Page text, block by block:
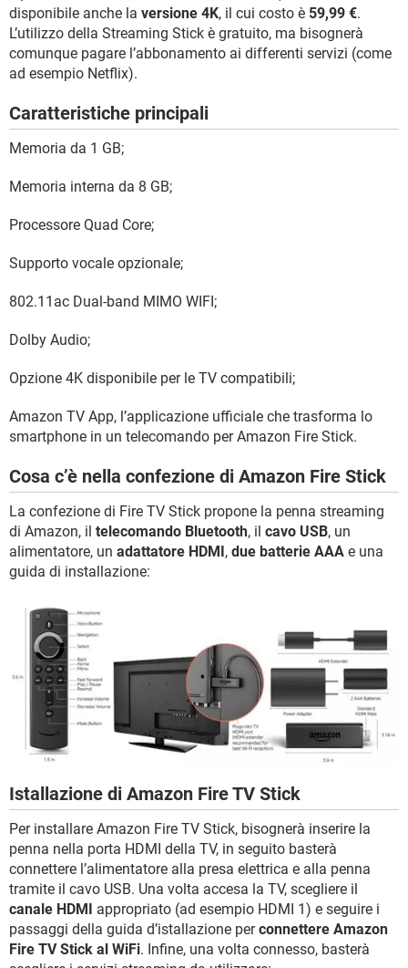
disponibile anche la versione 4K, il cui costo è 59,99 €.
L’utilizzo della Streaming Stick è gratuito, ma bisognerà
comunque pagare l’abbonamento ai differenti servizi (come
ad esempio Netflix).
Caratteristiche principali
Memoria da 1 GB;
Memoria interna da 8 GB;
Processore Quad Core;
Supporto vocale opzionale;
802.11ac Dual-band MIMO WIFI;
Dolby Audio;
Opzione 4K disponibile per le TV compatibili;
Amazon TV App, l’applicazione ufficiale che trasforma lo
smartphone in un telecomando per Amazon Fire Stick.
Cosa c’è nella confezione di Amazon Fire Stick
La confezione di Fire TV Stick propone la penna streaming
di Amazon, il telecomando Bluetooth, il cavo USB, un
alimentatore, un adattatore HDMI, due batterie AAA e una
guida di installazione:
Istallazione di Amazon Fire TV Stick
Per installare Amazon Fire TV Stick, bisognerà inserire la
penna nella porta HDMI della TV, in seguito basterà
connettere l’alimentatore alla presa elettrica e alla penna
tramite il cavo USB. Una volta accesa la TV, scegliere il
canale HDMI appropriato (ad esempio HDMI 1) e seguire i
passaggi della guida d’istallazione perconnettere Amazon
Fire TV Stick al WiFi. Infine, una volta connesso, basterà